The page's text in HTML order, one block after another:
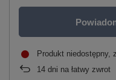
Produkt niedostępny,
14 dni na łatwy zwrot